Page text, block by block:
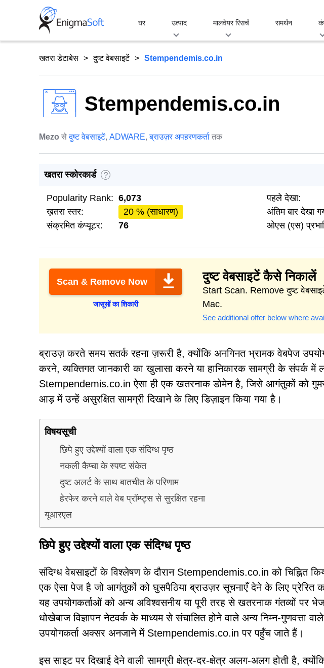
घर उत्पाद मालवेयर रिसर्च समर्थन
खतरा डेटाबेस दुष्ट वेबसाइटें Stempendemis.co.in
Stempendemis.co.in
Mezo सेदुष्ट वेबसाइटें, ADWARE,ब्राउज़र अपहरणकर्ता तक
खतरा स्कोरकार्ड ?
Popularity Rank: 6,073
ख़तरा स्तर:
20 % (साधारण)
संक्रमित कंप्यूटर:
76
पहले देखा:
अंतिम बार देखा
ओएस (एस)
Scan & Remove Now
जासूसों का शिकारी
दुष्ट वेबसाइटें कैसे निकालें
Start Scan. Remove दुष्ट
Mac.
See additional offer below where
ब्राउज़ करते समय सतर्क रहना ज़रूरी है, क्योंकि अनगिनत भ्रामक वेबपेज
करने, व्यक्तिगत जानकारी का खुलासा करने या हानिकारक सामग्री के संपर्क में
Stempendemis.co.in ऐसा ही एक खतरनाक डोमेन है, जिसे आगंतुकों को
आड़ में उन्हें असुरक्षित सामग्री दिखाने के लिए डिज़ाइन किया गया है।
विषयसूची
छिपे हुए उद्देश्यों वाला एक संदिग्ध पृष्ठ
नकली कैप्चा के स्पष्ट संकेत
दुष्ट अलर्ट के साथ बातचीत के परिणाम
हेरफेर करने वाले वेब प्रॉम्प्ट्स से सुरक्षित रहना
यूआरएल
छिपे हुए उद्देश्यों वाला एक संदिग्ध पृष्ठ
संदिग्ध वेबसाइटों के विश्लेषण के दौरान Stempendemis.co.in को चिह्नित
एक ऐसा पेज है जो आगंतुकों को घुसपैठिया ब्राउज़र सूचनाएँ देने के लिए प्रेरित
यह उपयोगकर्ताओं को अन्य अविश्वसनीय या पूरी तरह से खतरनाक गंतव्यों पर
धोखेबाज विज्ञापन नेटवर्क के माध्यम से संचालित होने वाले अन्य निम्न-गुणवत्ता
उपयोगकर्ता अक्सर अनजाने में Stempendemis.co.in पर पहुँच जाते हैं।
इस साइट पर दिखाई देने वाली सामग्री क्षेत्र-दर-क्षेत्र अलग-अलग होती है,